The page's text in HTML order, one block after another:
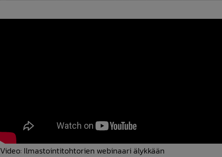
Video: Ilmastointitohtorien webinaari älykkään